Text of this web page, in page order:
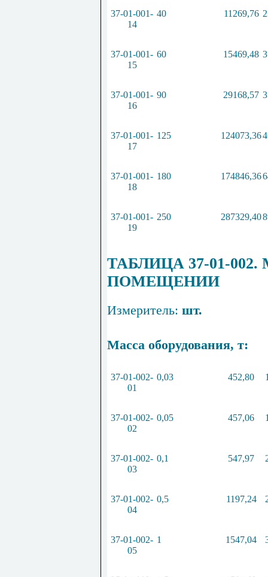
37-01-001-
14
40 11269,76
37-01-001-
15
60 15469,48
37-01-001-
16
90 29168,57
37-01-001-
17
125 124073,36
37-01-001-
18
180 174846,36
37-01-001-
19
250 287329,40
ТАБЛИЦА 37-01-
ПОМЕЩЕНИИ
Измеритель: шт.
Масса оборудования, т:
37-01-002-
01
0,03 452,80
37-01-002-
02
0,05 457,06
37-01-002-
03
0,1 547,97
37-01-002-
04
0,5 1197,24
37-01-002-
05
1 1547,04